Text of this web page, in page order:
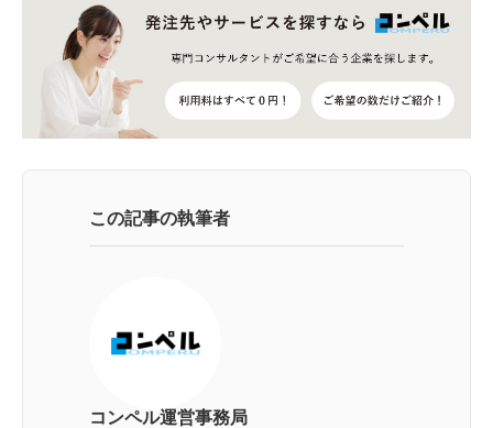
この記事の執筆者
コンペル運営事務局